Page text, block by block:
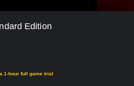
Edition
1-hour full game trial